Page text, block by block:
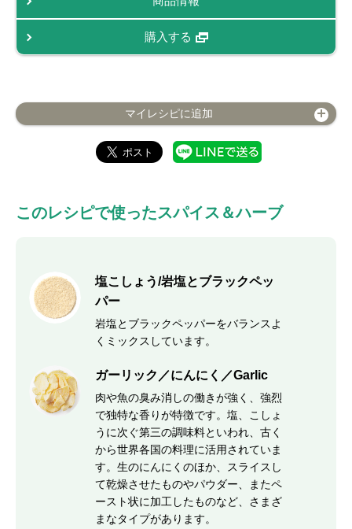
購入する
マイレシピに追加
このレシピで使ったスパイス＆ハーブ
塩こしょう/岩塩とブラックペッ
パー
岩塩とブラックペッパーをバランスよ
くミックスしています。
ガーリック／にんにく／Garlic
肉や魚の臭み消しの働きが強く、強烈
で独特な香りが特徴です。塩、こしょ
うに次ぐ第三の調味料といわれ、古く
から世界各国の料理に活用されていま
す。生のにんにくのほか、スライスし
て乾燥させたものやパウダー、またペ
ースト状に加工したものなど、さまざ
まなタイプがあります。